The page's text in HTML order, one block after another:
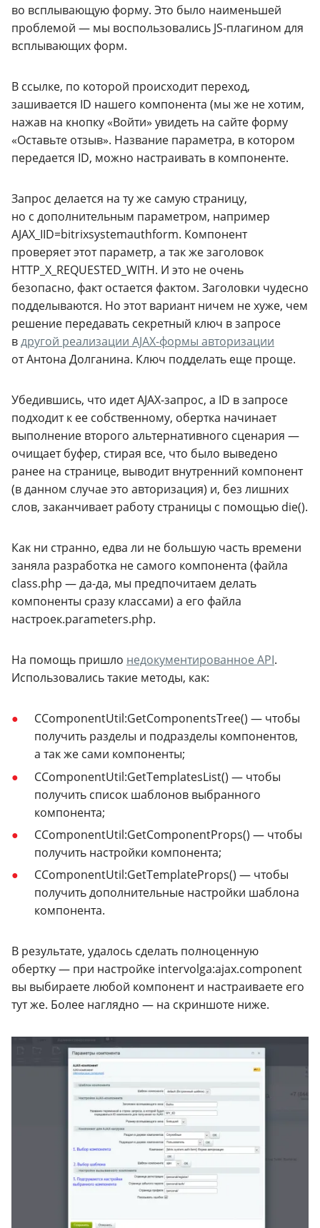
во всплывающую форму. Это было наименьшей
проблемой — мы воспользовались JS-плагином для
всплывающих форм.
В ссылке, по которой происходит переход,
зашивается ID нашего компонента (мы же не хотим,
нажав на кнопку «Войти» увидеть на сайте форму
«Оставьте отзыв». Название параметра, в котором
передается ID, можно настраивать в компоненте.
Запрос делается на ту же самую страницу,
но с дополнительным параметром, например
AJAX_IID=bitrixsystemauthform. Компонент
проверяет этот параметр, а так же заголовок
HTTP_X_REQUESTED_WITH. И это не очень
безопасно, факт остается фактом. Заголовки чудесно
подделываются. Но этот вариант ничем не хуже, чем
решение передавать секретный ключ в запросе
вдругой реализации AJAX-формы авторизации
от Антона Долганина. Ключ подделать еще проще.
Убедившись, что идетAJAX-запрос, а ID в запросе
подходит к ее собственному, обертка начинает
выполнение второго альтернативного сценария —
очищает буфер, стирая все, что было выведено
ранее на странице, выводит внутренний компонент
(в данном случае это авторизация) и, без лишних
слов, заканчивает работу страницы с помощью die().
Как ни странно, едва ли не большую часть времени
заняла разработка не самого компонента (файла
class.php —да-да, мы предпочитаем делать
компоненты сразу классами) а его файла
настроек.parameters.php.
На помощь пришло недокументированное API.
Использовались такие методы, как:
CComponentUtil:GetComponentsTree() — чтобы
получить разделы и подразделы компонентов,
а так же сами компоненты;
CComponentUtil:GetTemplatesList() — чтобы
получить список шаблонов выбранного
компонента;
CComponentUtil:GetComponentProps() — чтобы
получить настройки компонента;
CComponentUtil:GetTemplateProps() — чтобы
получить дополнительные настройки шаблона
компонента.
В результате, удалось сделать полноценную
обертку — при настройке intervolga:ajax.component
вы выбираете любой компонент и настраиваете его
тут же. Более наглядно — на скриншоте ниже.